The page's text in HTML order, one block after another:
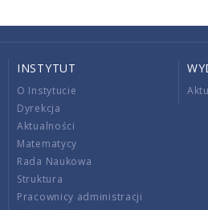
INSTYTUT
O Instytucie
Dyrekcja
Aktualności
Matematycy
Rada Naukowa
Struktura
Pracownicy administracji